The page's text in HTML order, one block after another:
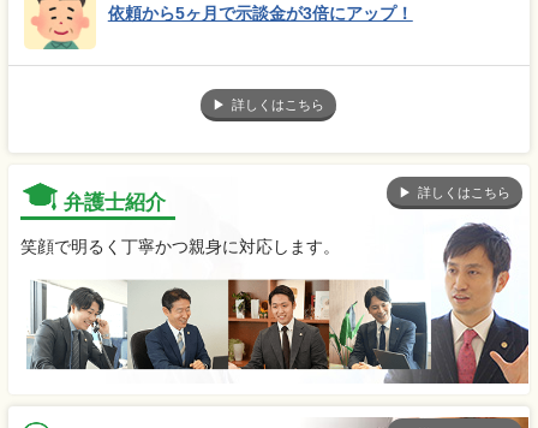
依頼から5ヶ月で示談金が3倍にアップ！
詳しくはこちら
弁護士紹介 詳しくはこちら
笑顔で明るく丁寧かつ親身に対応します。